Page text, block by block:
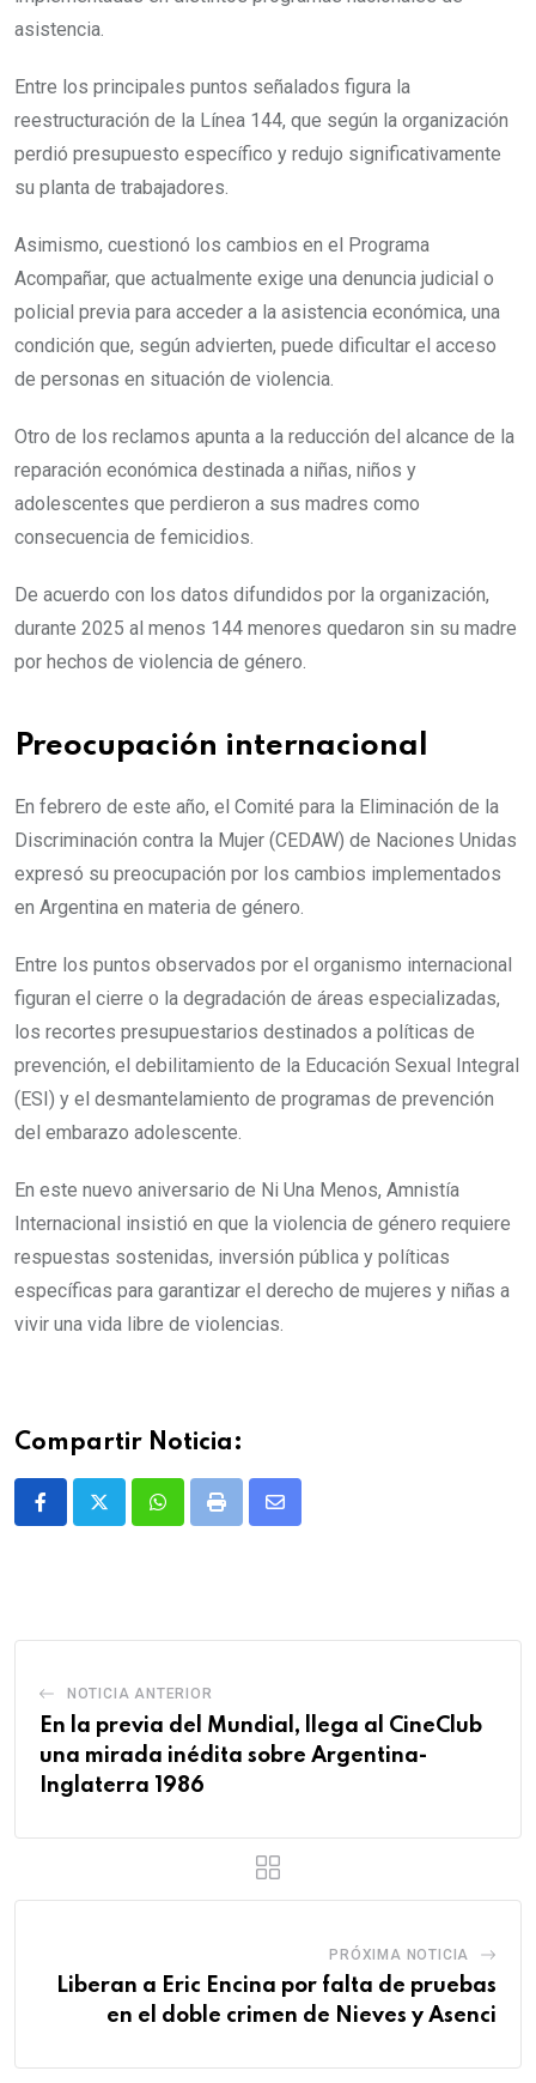
asistencia.
Entre los principales puntos señalados figura la
reestructuración de la Línea 144, que según la organización
perdió presupuesto específico y redujo significativamente
su planta de trabajadores.
Asimismo, cuestionó los cambios en el Programa
Acompañar, que actualmente exige una denuncia judicial o
policial previa para acceder a la asistencia económica, una
condición que, según advierten, puede dificultar el acceso
de personas en situación de violencia.
Otro de los reclamos apunta a la reducción del alcance de la
reparación económica destinada a niñas, niños y
adolescentes que perdieron a sus madres como
consecuencia de femicidios.
De acuerdo con los datos difundidos por la organización,
durante 2025 al menos 144 menores quedaron sin su madre
por hechos de violencia de género.
Preocupación internacional
En febrero de este año, el Comité para la Eliminación de la
Discriminación contra la Mujer (CEDAW) de Naciones Unidas
expresó su preocupación por los cambios implementados
en Argentina en materia de género.
Entre los puntos observados por el organismo internacional
figuran el cierre o la degradación de áreas especializadas,
los recortes presupuestarios destinados a políticas de
prevención, el debilitamiento de la Educación Sexual Integral
(ESI) y el desmantelamiento de programas de prevención
del embarazo adolescente.
En este nuevo aniversario de Ni Una Menos, Amnistía
Internacional insistió en que la violencia de género requiere
respuestas sostenidas, inversión pública y políticas
específicas para garantizar el derecho de mujeres y niñas a
vivir una vida libre de violencias.
Compartir Noticia:
WhatsappPrint
Share
NOTICIA ANTERIOR
En la previa del Mundial, llega al CineClub
una mirada inédita sobre Argentina-
Inglaterra 1986
PRÓXIMA NOTICIA
Liberan a Eric Encina por falta de pruebas
en el doble crimen de Nieves y Asenci